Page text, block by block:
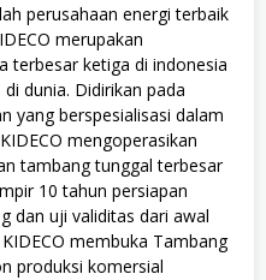
perusahaan energi terbaik
merupakan
terbesar ketiga di indonesia
dunia. Didirikan pada
yang berspesialisasi dalam
mengoperasikan
tambang tunggal terbesar
10 tahun persiapan
dan uji validitas dari awal
membuka Tambang
produksi komersial